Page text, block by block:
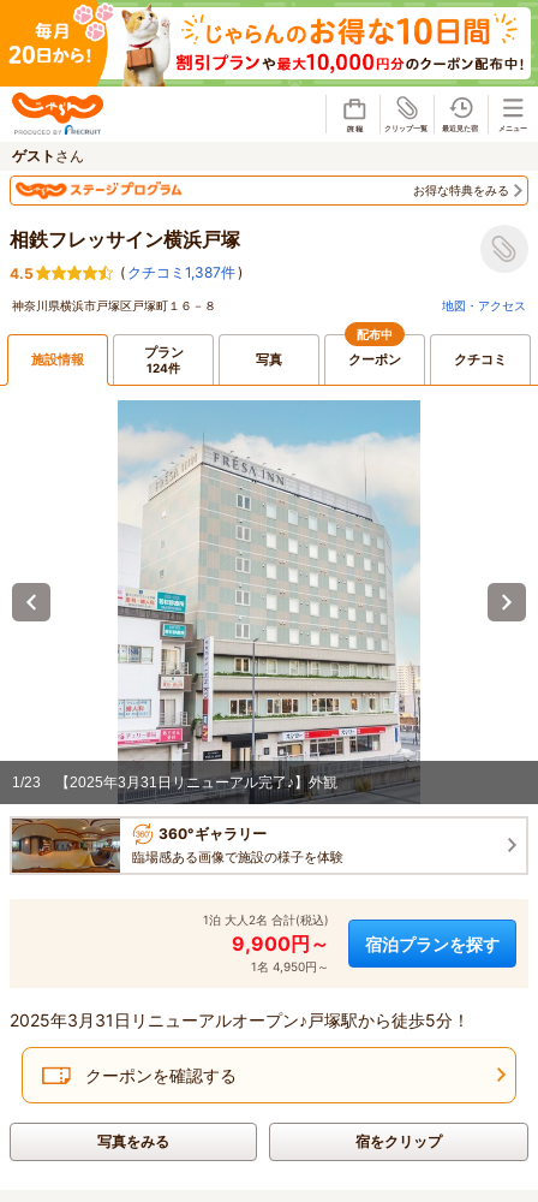
ゲスト さん
お得な特典をみる
相鉄フレッサイン横浜戸塚
4.5 ( クチコミ1,387件)
神奈川県横浜市戸塚区戸塚町１６－８ 地図・アクセス
施設情報 プラン
124件 写真
配布中
クーポン クチコミ
1/23 【2025年3月31日リニューアル完了♪】外観
360°ギャラリー
臨場感ある画像で施設の様子を体験
1泊 大人2名 合計(税込)
9,900円～
1名 4,950円～
宿泊プランを探す
2025年3月31日リニューアルオープン♪戸塚駅から徒歩5分！
クーポンを確認する
写真をみる 宿をクリップ